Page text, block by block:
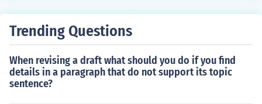
Trending Questions
When revising a draft what should you do if you find
details in a paragraph that do not support its topic
sentence?